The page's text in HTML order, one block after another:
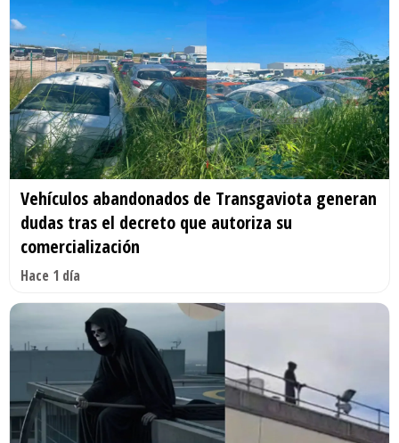
Vehículos abandonados de Transgaviota generan
dudas tras el decreto que autoriza su
comercialización
Hace 1 día